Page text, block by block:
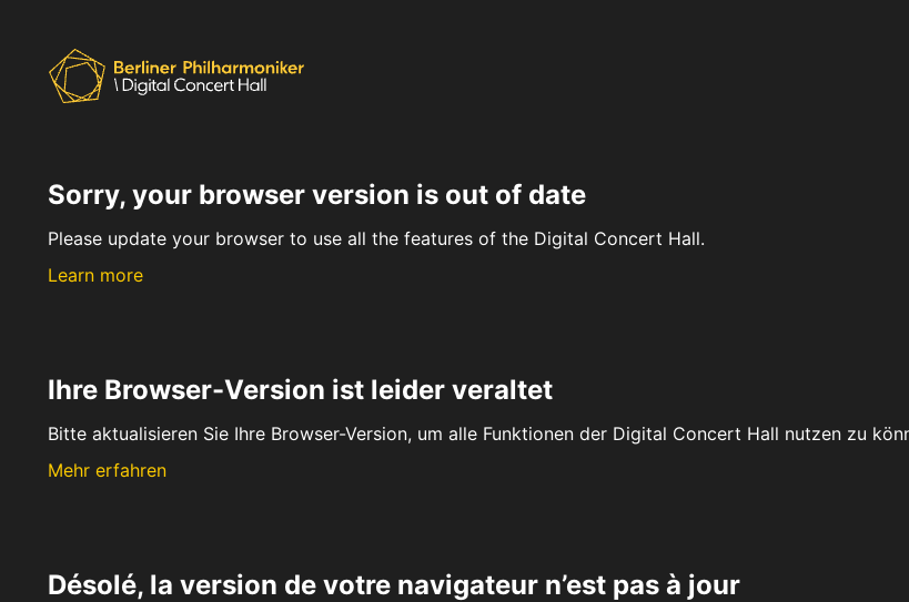
Sorry, your browser version is out of date
Please update your browser to use all the features of the Digital Concert Hall.
Learn more
Ihre Browser-Version ist leider veraltet
Bitte aktualisieren Sie Ihre Browser-Version, um alle Funktionen der Digital Concert Hall nutzen zu
Mehr erfahren
Désolé, la version de votre navigateur n’est pas à jour